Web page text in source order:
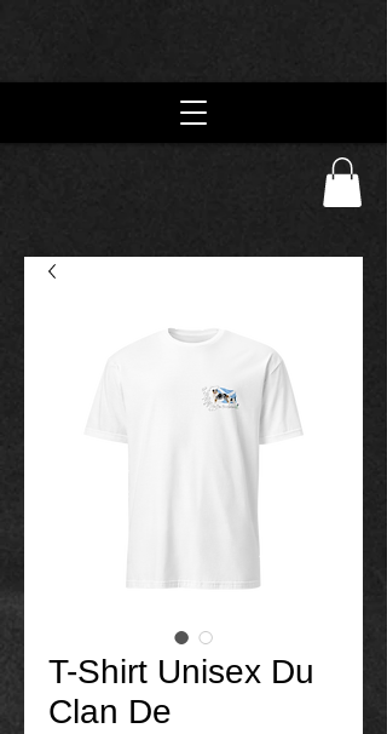
T-Shirt Unisex Du
Clan De